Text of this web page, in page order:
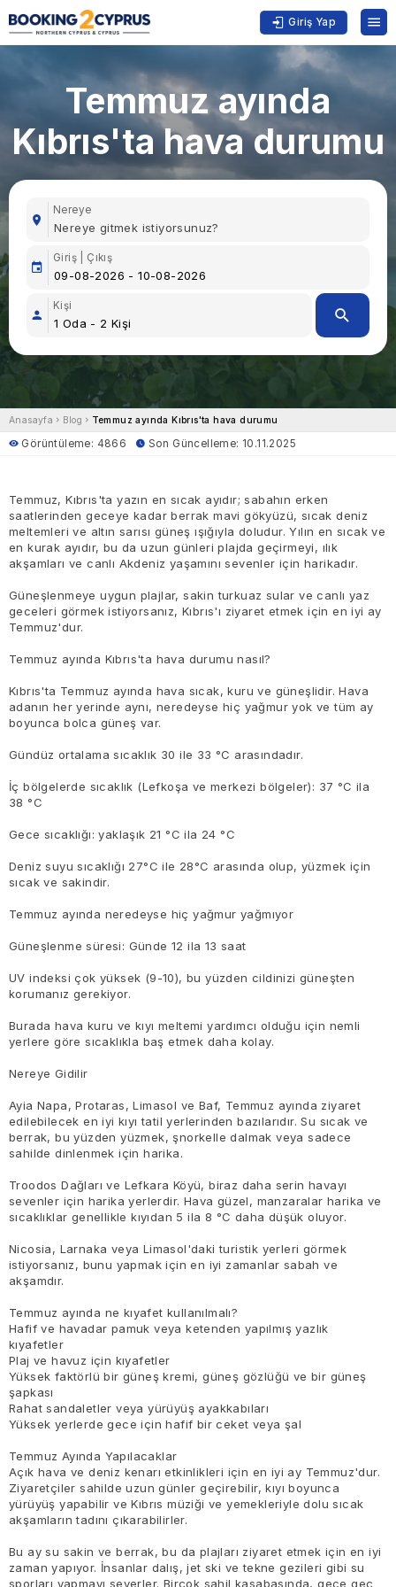
Giriş Yap
Temmuz ayında
Kıbrıs'ta hava durumu
Nereye
Giriş | Çıkış
Kişi
Anasayfa Blog Temmuz ayında Kıbrıs'ta hava durumu
Görüntüleme: 4866 Son Güncelleme: 10.11.2025
Temmuz, Kıbrıs'ta yazın en sıcak ayıdır; sabahın erken
saatlerinden geceye kadar berrak mavi gökyüzü, sıcak deniz
meltemleri ve altın sarısı güneş ışığıyla doludur. Yılın en sıcak ve
en kurak ayıdır, bu da uzun günleri plajda geçirmeyi, ılık
akşamları ve canlı Akdeniz yaşamını sevenler için harikadır.
Güneşlenmeye uygun plajlar, sakin turkuaz sular ve canlı yaz
geceleri görmek istiyorsanız, Kıbrıs'ı ziyaret etmek için en iyi ay
Temmuz'dur.
Temmuz ayında Kıbrıs'ta hava durumu nasıl?
Kıbrıs'ta Temmuz ayında hava sıcak, kuru ve güneşlidir. Hava
adanın her yerinde aynı, neredeyse hiç yağmur yok ve tüm ay
boyunca bolca güneş var.
Gündüz ortalama sıcaklık 30 ile 33 °C arasındadır.
İç bölgelerde sıcaklık (Lefkoşa ve merkezi bölgeler): 37 °C ila
38 °C
Gece sıcaklığı: yaklaşık 21 °C ila 24 °C
Deniz suyu sıcaklığı 27°C ile 28°C arasında olup, yüzmek için
sıcak ve sakindir.
Temmuz ayında neredeyse hiç yağmur yağmıyor
Güneşlenme süresi: Günde 12 ila 13 saat
UV indeksi çok yüksek (9-10), bu yüzden cildinizi güneşten
korumanız gerekiyor.
Burada hava kuru ve kıyı meltemi yardımcı olduğu için nemli
yerlere göre sıcaklıkla baş etmek daha kolay.
Nereye Gidilir
Ayia Napa, Protaras, Limasol ve Baf, Temmuz ayında ziyaret
edilebilecek en iyi kıyı tatil yerlerinden bazılarıdır. Su sıcak ve
berrak, bu yüzden yüzmek, şnorkelle dalmak veya sadece
sahilde dinlenmek için harika.
Troodos Dağları ve Lefkara Köyü, biraz daha serin havayı
sevenler için harika yerlerdir. Hava güzel, manzaralar harika ve
sıcaklıklar genellikle kıyıdan 5 ila 8 °C daha düşük oluyor.
Nicosia, Larnaka veya Limasol'daki turistik yerleri görmek
istiyorsanız, bunu yapmak için en iyi zamanlar sabah ve
akşamdır.
Temmuz ayında ne kıyafet kullanılmalı?
Hafif ve havadar pamuk veya ketenden yapılmış yazlık
kıyafetler
Plaj ve havuz için kıyafetler
Yüksek faktörlü bir güneş kremi, güneş gözlüğü ve bir güneş
şapkası
Rahat sandaletler veya yürüyüş ayakkabıları
Yüksek yerlerde gece için hafif bir ceket veya şal
Temmuz Ayında Yapılacaklar
Açık hava ve deniz kenarı etkinlikleri için en iyi ay Temmuz'dur.
Ziyaretçiler sahilde uzun günler geçirebilir, kıyı boyunca
yürüyüş yapabilir ve Kıbrıs müziği ve yemekleriyle dolu sıcak
akşamların tadını çıkarabilirler.
Bu ay su sakin ve berrak, bu da plajları ziyaret etmek için en iyi
zaman yapıyor. İnsanlar dalış, jet ski ve tekne gezileri gibi su
sporları yapmayı severler. Birçok sahil kasabasında, gece geç